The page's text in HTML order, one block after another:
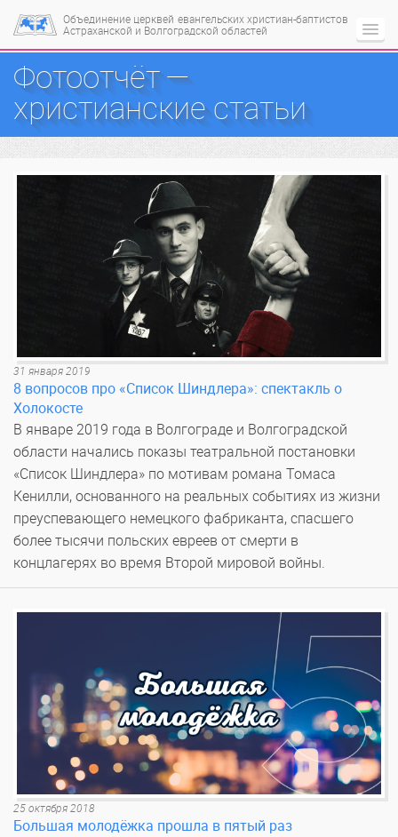
Объединение церквей евангельских христиан-баптистов
Астраханской и Волгоградской областей
Фотоотчёт —
христианские статьи
31 января 2019
8 вопросов про «Список Шиндлера»: спектакль о
Холокосте
В январе 2019 года в Волгограде и Волгоградской
области начались показы театральной постановки
«Список Шиндлера» по мотивам романа Томаса
Кенилли, основанного на реальных событиях из жизни
преуспевающего немецкого фабриканта, спасшего
более тысячи польских евреев от смерти в
концлагерях во время Второй мировой войны.
25 октября 2018
Большая молодёжка прошла в пятый раз